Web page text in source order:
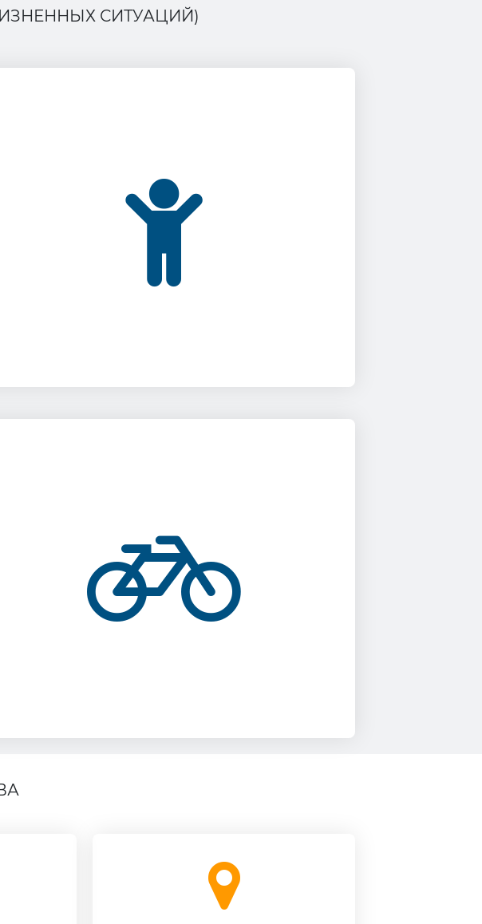
СИТУАЦИЙ)
дворе играет, а ты на кухне, где окна на
противоположную сторону выходят.
готовишь.
велосипед из подъезда
"приватизировать". Заходит в ваш двор
и видит фирменные таблички
"Внимание! Видеонаблюдение во